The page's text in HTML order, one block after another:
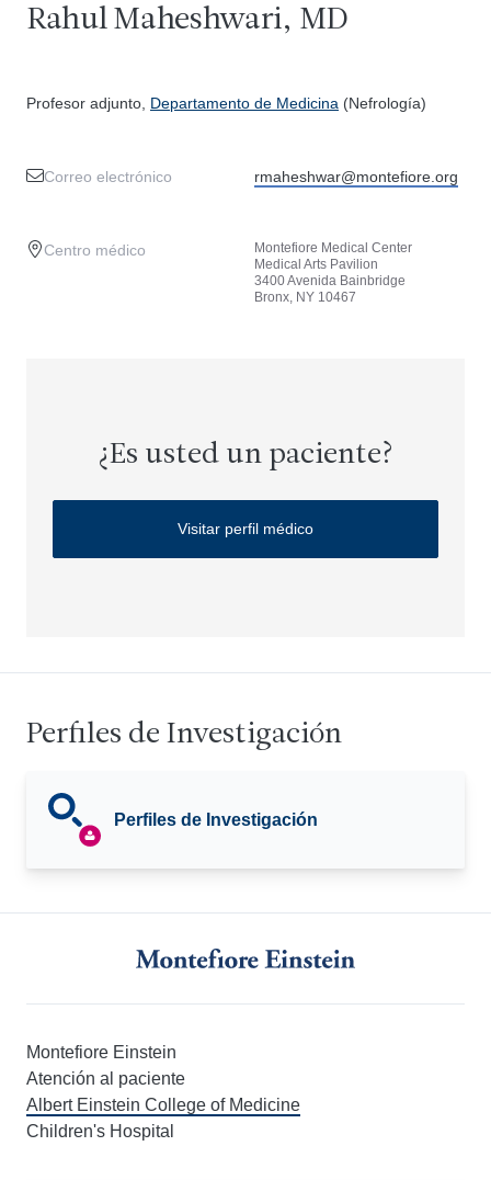
Rahul Maheshwari, MD
Profesor adjunto, Departamento de Medicina (Nefrología)
Correo electrónico rmaheshwar@montefiore.org
Centro médico
Montefiore Medical Center
Medical Arts Pavilion
3400 Avenida Bainbridge
Bronx, NY 10467
¿Es usted un paciente?
Visitar perfil médico
Perfiles de Investigación
Perfiles de Investigación
Montefiore Einstein
Atención al paciente
Albert Einstein College of Medicine
Children's Hospital